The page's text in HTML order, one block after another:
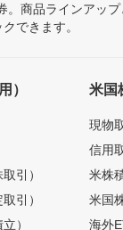
商品ラインアッ
できます。
）
引）
引）
）
米国
現物
信用
米株
米国
海外